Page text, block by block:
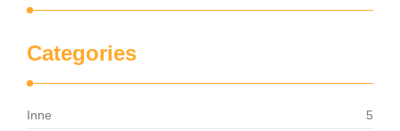
Categories
Inne
5